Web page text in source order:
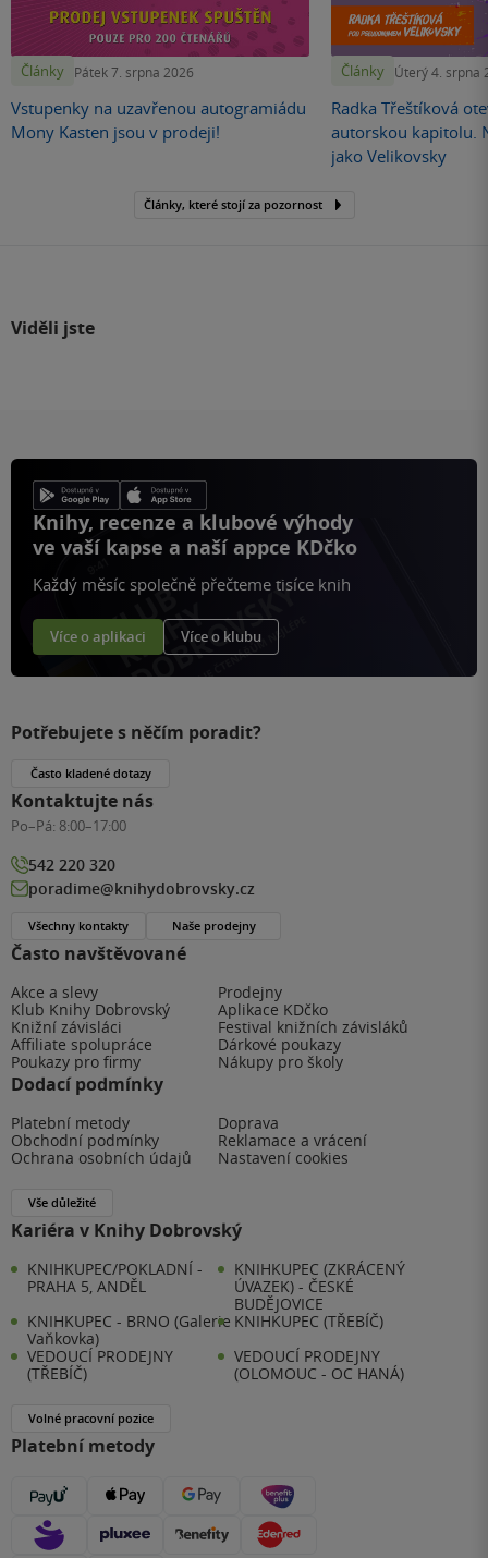
Články Pátek 7. srpna 2026
Vstupenky na uzavřenou autogramiádu
Mony Kasten jsou v prodeji!
Články Úterý 4. srpna
Radka Třeštíková
autorskou kapitolu.
jako Velikovsky
Články, které stojí za pozornost
Viděli jste
Knihy, recenze a klubové výhody
ve vaší kapse a naší appce KDčko
Každý měsíc společně přečteme tisíce knih
Více o aplikaci Více o klubu
Často navštěvované
Akce a slevy
Prodejny
Klub Knihy Dobrovský
Aplikace KDčko
Knižní závisláci
Festival knižních závisláků
Affiliate spolupráce
Dárkové poukazy
Poukazy pro firmy
Nákupy pro školy
Dodací podmínky
Platební metody
Doprava
Obchodní podmínky
Reklamace a vrácení
Ochrana osobních údajů
Nastavení cookies
Vše důležité
Kariéra v Knihy Dobrovský
KNIHKUPEC/POKLADNÍ -
PRAHA 5, ANDĚL
KNIHKUPEC (ZKRÁCENÝ
ÚVAZEK) - ČESKÉ
BUDĚJOVICE
KNIHKUPEC - BRNO (Galerie
Vaňkovka)
KNIHKUPEC (TŘEBÍČ)
VEDOUCÍ PRODEJNY
(TŘEBÍČ)
VEDOUCÍ PRODEJNY
(OLOMOUC - OC HANÁ)
Volné pracovní pozice
Platební metody
Potřebujete s něčím poradit?
Často kladené dotazy
Kontaktujte nás
Po–Pá: 8:00–17:00
542 220 320
poradime@knihydobrovsky.cz
Všechny kontakty Naše prodejny